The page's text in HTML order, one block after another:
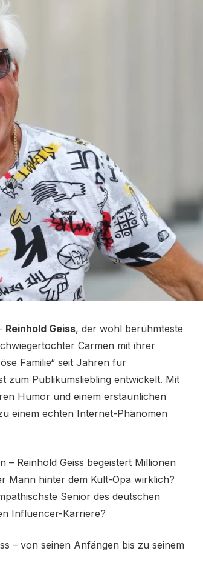
Reinhold Geiss, der wohl berühmteste
Carmen mit ihrer
Familie“ seit Jahren für
zum Publikumsliebling entwickelt. Mit
Humor und einem erstaunlichen
einem echten Internet-Phänomen
Reinhold Geiss begeistert Millionen
Mann hinter dem Kult-Opa wirklich?
Senior des deutschen
Influencer-Karriere?
– von seinen Anfängen bis zu seinem